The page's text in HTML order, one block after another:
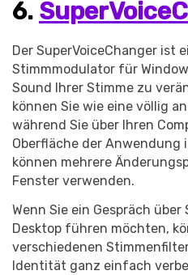
6.
Der SuperVoiceChanger ist
Stimmmodulator für
Sound Ihrer Stimme zu
können Sie wie eine völlig
während Sie über Ihren
Oberfläche der
können mehrere
Fenster verwenden.
Wenn Sie ein Gespräch
Desktop führen möchten,
verschiedenen
Identität ganz einfach